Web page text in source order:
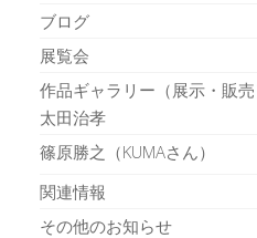
ブログ
展覧会
作品ギャラリー（展示・販売
太田治孝
篠原勝之（KUMAさん）
関連情報
その他のお知らせ